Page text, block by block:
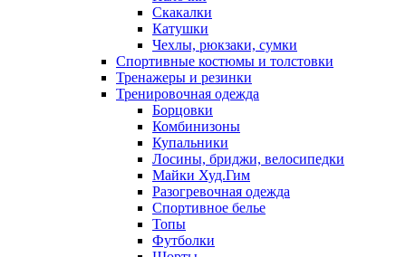
Скакалки
Катушки
Чехлы, рюкзаки, сумки
Спортивные костюмы и толстовки
Тренажеры и резинки
Тренировочная одежда
Борцовки
Комбинизоны
Купальники
Лосины, бриджи, велосипедки
Майки Худ.Гим
Разогревочная одежда
Спортивное белье
Топы
Футболки